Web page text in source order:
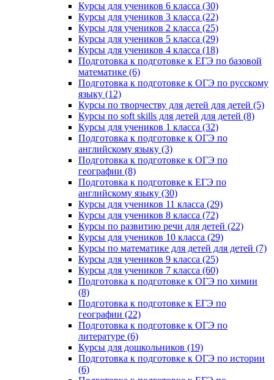
Курсы для учеников 6 класса (30)
Курсы для учеников 3 класса (22)
Курсы для учеников 2 класса (25)
Курсы для учеников 5 класса (29)
Курсы для учеников 4 класса (18)
Подготовка к подготовке к ЕГЭ по базовой
математике (6)
Подготовка к подготовке к ОГЭ по русскому
языку (12)
Курсы по творчеству для детей для детей (5)
Курсы по soft skills для детей для детей (8)
Курсы для учеников 1 класса (32)
Подготовка к подготовке к ОГЭ по
английскому языку (3)
Подготовка к подготовке к ОГЭ по
географии (8)
Подготовка к подготовке к ЕГЭ по
английскому языку (30)
Курсы для учеников 11 класса (29)
Курсы для учеников 8 класса (72)
Курсы по развитию речи для детей (22)
Курсы для учеников 10 класса (29)
Курсы по математике для детей для детей (7)
Курсы для учеников 9 класса (25)
Курсы для учеников 7 класса (60)
Подготовка к подготовке к ОГЭ по химии
(8)
Подготовка к подготовке к ЕГЭ по
географии (22)
Подготовка к подготовке к ОГЭ по
литературе (6)
Курсы для дошкольников (19)
Подготовка к подготовке к ОГЭ по истории
(6)